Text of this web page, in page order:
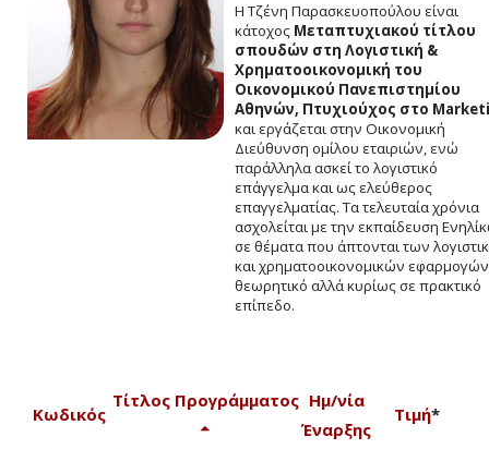
H Τζένη Παρασκευοπούλου είναι
κάτοχος Μεταπτυχιακού τίτλου
σπουδών στη Λογιστική &
Χρηματοοικονομική του
Οικονομικού Πανεπιστημίου
Αθηνών, Πτυχιούχος στο
και εργάζεται στην Οικονομική
Διεύθυνση ομίλου εταιριών, ενώ
παράλληλα ασκεί το λογιστικό
επάγγελμα και ως ελεύθερος
επαγγελματίας. Τα τελευταία χρόνια
ασχολείται με την εκπαίδευση
σε θέματα που άπτονται των
και χρηματοοικονομικών
θεωρητικό αλλά κυρίως σε πρακτικό
επίπεδο.
Κωδικός
Τίτλος Προγράμματος Ημ/νία
Έναρξης
Τιμή*